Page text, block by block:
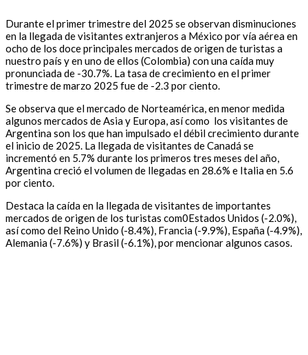
Durante el primer trimestre del 2025 se observan disminuciones
en la llegada de visitantes extranjeros a México por vía aérea en
ocho de los doce principales mercados de origen de turistas a
nuestro país y en uno de ellos (Colombia) con una caída muy
pronunciada de -30.7%. La tasa de crecimiento en el primer
trimestre de marzo 2025 fue de -2.3 por ciento.
Se observa que el mercado de Norteamérica, en menor medida
algunos mercados de Asia y Europa, así como los visitantes de
Argentina son los que han impulsado el débil crecimiento durante
el inicio de 2025. La llegada de visitantes de Canadá se
incrementó en 5.7% durante los primeros tres meses del año,
Argentina creció el volumen de llegadas en 28.6% e Italia en 5.6
por ciento.
Destaca la caída en la llegada de visitantes de importantes
mercados de origen de los turistas com0Estados Unidos (-2.0%),
así como del Reino Unido (-8.4%), Francia (-9.9%), España (-4.9%),
Alemania (-7.6%) y Brasil (-6.1%), por mencionar algunos casos.